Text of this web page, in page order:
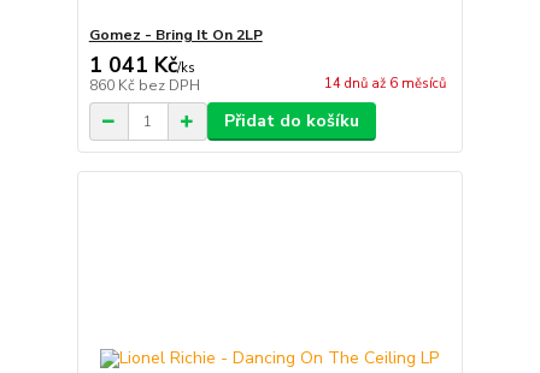
Gomez - Bring It On 2LP
1 041 Kč/ks
860 Kč bez DPH 14 dnů až 6 měsíců
Přidat do košíku